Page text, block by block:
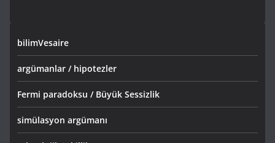
bilimVesaire
argümanlar / hipotezler
Fermi paradoksu / Büyük Sessizlik
simülasyon argümanı